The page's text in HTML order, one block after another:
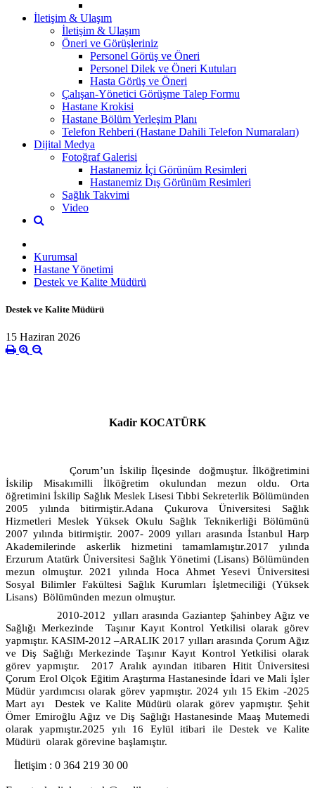
İletişim & Ulaşım
İletişim & Ulaşım
Öneri ve Görüşleriniz
Personel Görüş ve Öneri
Personel Dilek ve Öneri Kutuları
Hasta Görüş ve Öneri
Çalışan-Yönetici Görüşme Talep Formu
Hastane Krokisi
Hastane Bölüm Yerleşim Planı
Telefon Rehberi (Hastane Dahili Telefon Numaraları)
Dijital Medya
Fotoğraf Galerisi
Hastanemiz İçi Görünüm Resimleri
Hastanemiz Dış Görünüm Resimleri
Sağlık Takvimi
Video
Kurumsal
Hastane Yönetimi
Destek ve Kalite Müdürü
Destek ve Kalite Müdürü
15 Haziran 2026
Kadir KOCATÜRK
Çorum’un İskilip İlçesinde doğmuştur. İlköğretimini
İskilip Misakımilli İlköğretim okulundan mezun oldu. Orta
öğretimini İskilip Sağlık Meslek Lisesi Tıbbi Sekreterlik Bölümünden
2005 yılında bitirmiştir.Adana Çukurova Üniversitesi Sağlık
Hizmetleri Meslek Yüksek Okulu Sağlık Teknikerliği Bölümünü
2007 yılında bitirmiştir. 2007- 2009 yılları arasında İstanbul Harp
Akademilerinde askerlik hizmetini tamamlamıştır.2017 yılında
Erzurum Atatürk Üniversitesi Sağlık Yönetimi (Lisans) Bölümünden
mezun olmuştur. 2021 yılında Hoca Ahmet Yesevi Üniversitesi
Sosyal Bilimler Fakültesi Sağlık Kurumları İşletmeciliği (Yüksek
Lisans) Bölümünden mezun olmuştur.
2010-2012 yılları arasında Gaziantep Şahinbey Ağız ve
Sağlığı Merkezinde Taşınır Kayıt Kontrol Yetkilisi olarak görev
yapmıştır.KASIM-2012 –ARALIK 2017 yılları arasında Çorum Ağız
ve Diş Sağlığı Merkezinde Taşınır Kayıt Kontrol Yetkilisi olarak
görev yapmıştır.
2017 Aralık ayından itibaren Hitit Üniversitesi
Çorum Erol Olçok Eğitim Araştırma Hastanesinde İdari ve Mali İşler
Müdür yardımcısı olarak görev yapmıştır. 2024 yılı 15 Ekim -2025
Mart ayı Destek ve Kalite Müdürü olarak görev yapmıştır. Şehit
Ömer Emiroğlu Ağız ve Diş Sağlığı Hastanesinde Maaş Mutemedi
olarak yapmıştır.2025 yılı 16 Eylül itibari ile Destek ve Kalite
Müdürü olarak görevine başlamıştır.
İletişim : 0 364 219 30 00